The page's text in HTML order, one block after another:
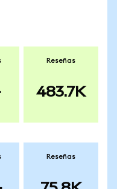
Reseñas
483.7K
Reseñas